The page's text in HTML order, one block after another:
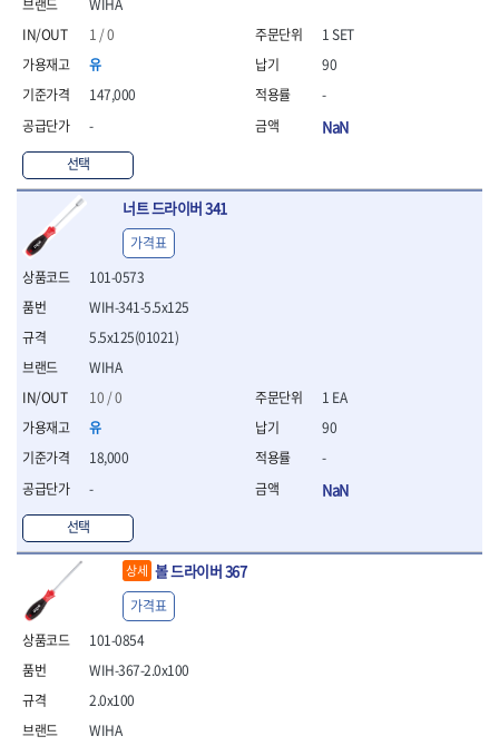
- 절연니퍼
- 절연가위
- 절연비트
- 절연드라이버교체날
- 절연라쳇렌치세트
- 절연볼트커터
- 절연아답타
- 절연펀치
- 방폭연결대
- 방폭옵셋렌치
- 방폭니퍼
- 방폭플라이어
- 방폭가위
- 방폭렌치
- 방폭비트소켓
- 방폭아답타
- 방폭T렌치
- 방폭드라이버
- 방폭펀치
- 절연포지비트소켓
철공공구
- 볼트커터
- 핸드볼트커터
- 클램프
- 망치
WIHA
1 / 0
유
147,000
-
선택
1 SET
90
-
NaN
너트 드라이버 341
101-0573
WIHA
10 / 0
유
18,000
-
선택
WIH-341-5.5x125
5.5x125(01021)
가격표
1 EA
90
-
NaN
상세 볼 드라이버 367
101-0854
WIHA
WIH-367-2.0x100
2.0x100
가격표